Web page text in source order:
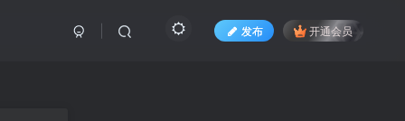
发布 开通会员